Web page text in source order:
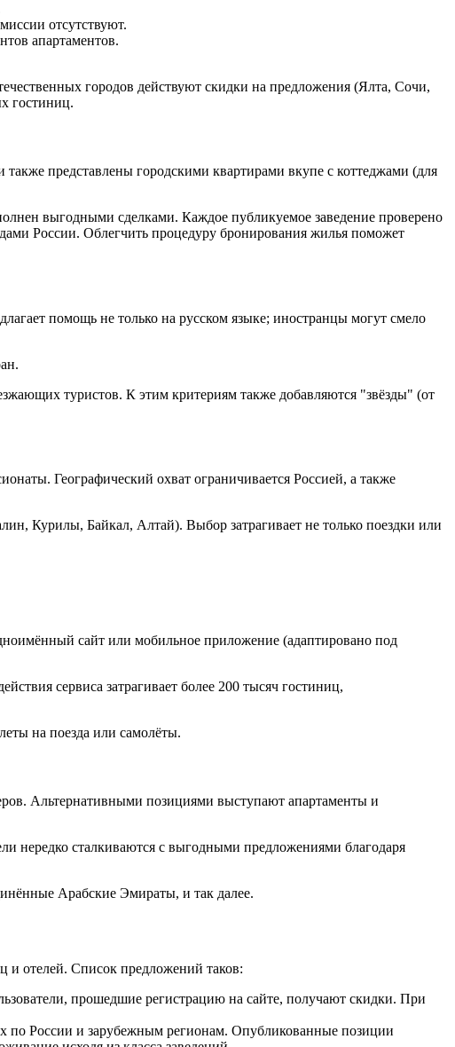
отсутствуют.
апартаментов.
городов действуют скидки на предложения (Ялта, Сочи,
гостиниц.
представлены городскими квартирами вкупе с коттеджами (для
выгодными сделками. Каждое публикуемое заведение проверено
России. Облегчить процедуру бронирования жилья поможет
помощь не только на русском языке; иностранцы могут смело
туристов. К этим критериям также добавляются "звёзды" (от
Географический охват ограничивается Россией, а также
Курилы, Байкал, Алтай). Выбор затрагивает не только поездки или
сайт или мобильное приложение (адаптировано под
сервиса затрагивает более 200 тысяч гостиниц,
на поезда или самолёты.
Альтернативными позициями выступают апартаменты и
нередко сталкиваются с выгодными предложениями благодаря
Арабские Эмираты, и так далее.
и отелей. Список предложений таков:
прошедшие регистрацию на сайте, получают скидки. При
по России и зарубежным регионам. Опубликованные позиции